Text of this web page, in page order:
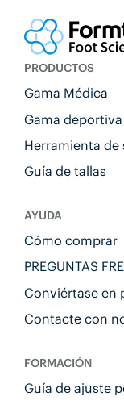
PRODUCTOS
Gama Médica
Gama deportiva
Herramienta
Guía de tallas
AYUDA
Cómo comprar
PREGUNTAS
Conviértase en
Contacte con
FORMACIÓN
Guía de ajuste